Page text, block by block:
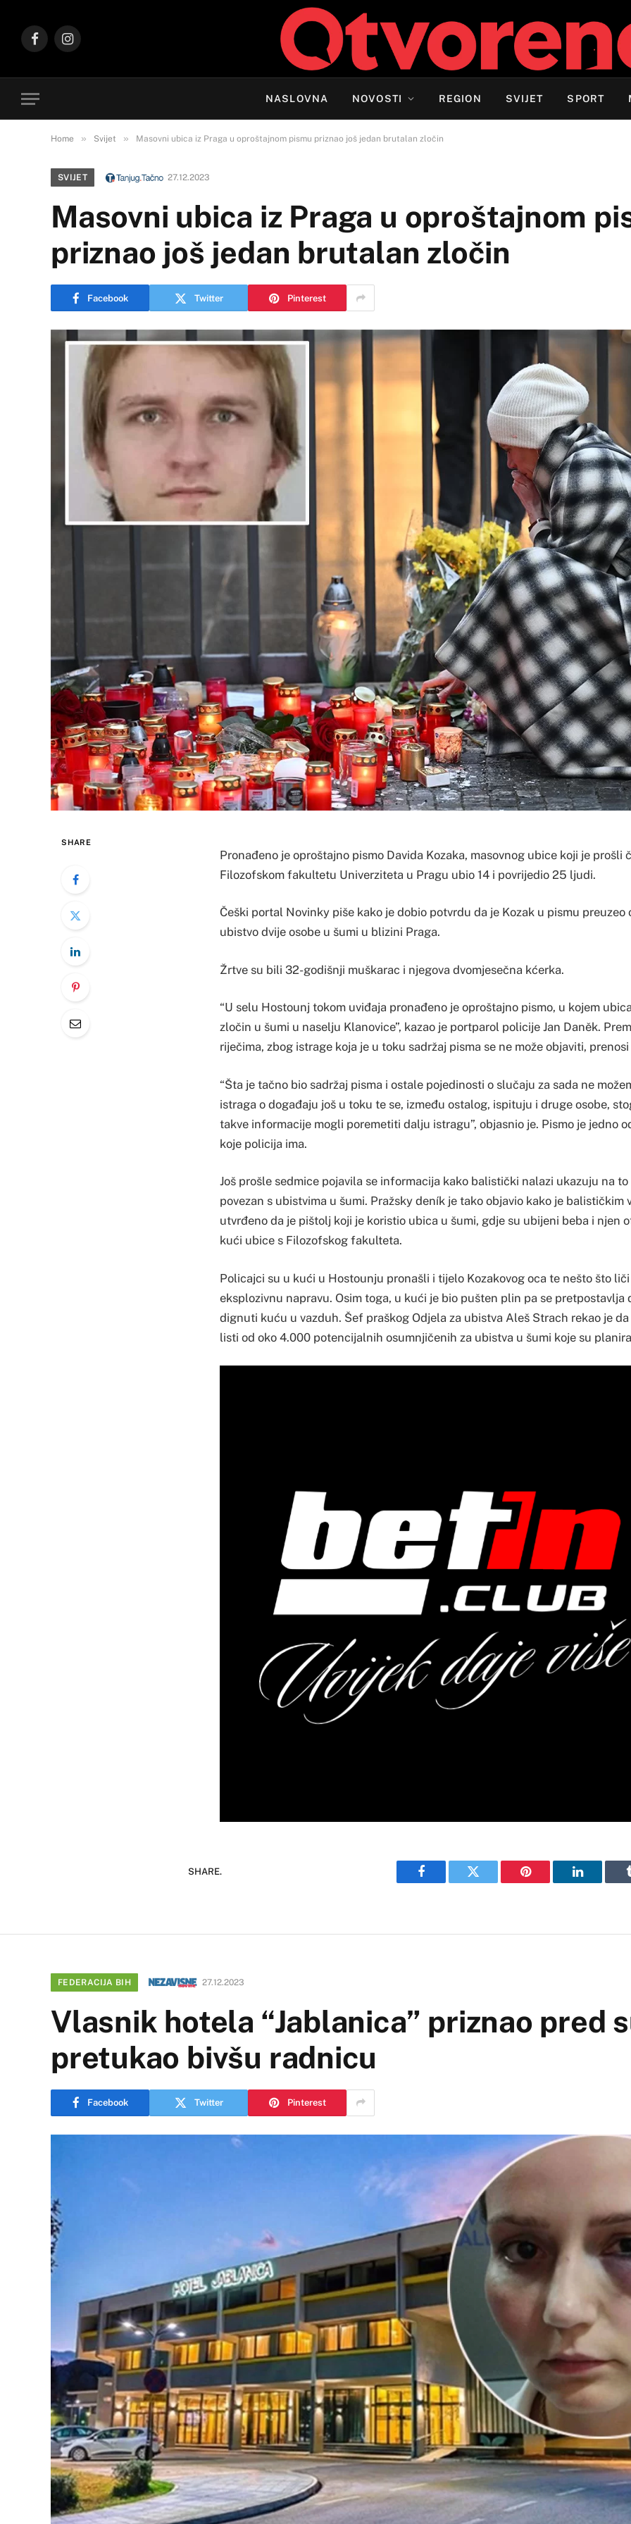
FacebookInstagram
NASLOVNA NOVOSTI REGION SVIJET SPORT
Home » Svijet » Masovni ubica iz Praga u oproštajnom pismu priznao još jedan brutalan zločin
SVIJET 27.12.2023
Masovni ubica iz Praga u oproštajnom
priznao još jedan brutalan zločin
Facebook Twitter Pinterest
SHARE
Pronađeno je oproštajno pismo Davida Kozaka, masovnog ubice koji je prošli
Filozofskom fakultetu Univerziteta u Pragu ubio 14 i povrijedio 25 ljudi.
Češki portal Novinky piše kako je dobio potvrdu da je Kozak u pismu preuzeo
ubistvo dvije osobe u šumi u blizini Praga.
Žrtve su bili 32-godišnji muškarac i njegova dvomjesečna kćerka.
“U selu Hostounj tokom uviđaja pronađeno je oproštajno pismo, u kojem
zločin u šumi u naselju Klanovice”, kazao je portparol policije Jan Daněk.
riječima, zbog istrage koja je u toku sadržaj pisma se ne može objaviti,
“Šta je tačno bio sadržaj pisma i ostale pojedinosti o slučaju za sada ne
istraga o događaju još u toku te se, između ostalog, ispituju i druge osobe,
takve informacije mogli poremetiti dalju istragu”, objasnio je. Pismo je jedno
koje policija ima.
Još prošle sedmice pojavila se informacija kako balistički nalazi ukazuju na to
povezan s ubistvima u šumi. Pražsky deník je tako objavio kako je balističkim
utvrđeno da je pištolj koji je koristio ubica u šumi, gdje su ubijeni beba i njen
kući ubice s Filozofskog fakulteta.
Policajci su u kući u Hostounju pronašli i tijelo Kozakovog oca te nešto što
eksplozivnu napravu. Osim toga, u kući je bio pušten plin pa se pretpostavlja
dignuti kuću u vazduh. Šef praškog Odjela za ubistva Aleš Strach rekao je
listi od oko 4.000 potencijalnih osumnjičenih za ubistva u šumi koje su
SHARE.
Facebook Twitter Pinterest LinkedIn
FEDERACIJA BIH 27.12.2023
Vlasnik hotela “Jablanica” priznao pred
pretukao bivšu radnicu
Facebook Twitter Pinterest